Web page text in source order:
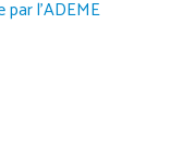
par l'ADEME